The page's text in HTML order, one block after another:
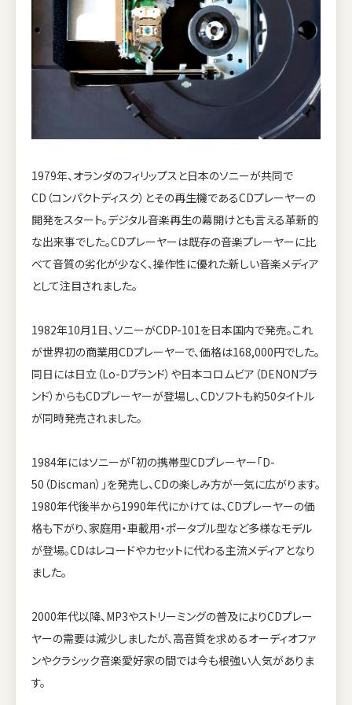
1979年、オランダのフィリップスと日本のソニーが共同で
CD（コンパクトディスク）とその再生機であるCDプレーヤーの
開発をスタート。デジタル音楽再生の幕開けとも言える革新的
な出来事でした。CDプレーヤーは既存の音楽プレーヤーに比
べて音質の劣化が少なく、操作性に優れた新しい音楽メディア
として注目されました。
1982年10月1日、ソニーがCDP-101を日本国内で発売。これ
が世界初の商業用CDプレーヤーで、価格は168,000円でした。
同日には日立（Lo-Dブランド）や日本コロムビア（DENONブラ
ンド）からもCDプレーヤーが登場し、CDソフトも約50タイトル
が同時発売されました。
1984年にはソニーが「初の携帯型CDプレーヤー「D-
50（Discman）」を発売し、CDの楽しみ方が一気に広がります。
1980年代後半から1990年代にかけては、CDプレーヤーの価
格も下がり、家庭用・車載用・ポータブル型など多様なモデル
が登場。CDはレコードやカセットに代わる主流メディアとなり
ました。
2000年代以降、MP3やストリーミングの普及によりCDプレー
ヤーの需要は減少しましたが、高音質を求めるオーディオファ
ンやクラシック音楽愛好家の間では今も根強い人気がありま
す。